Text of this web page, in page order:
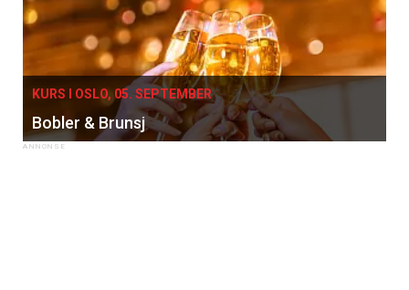
KURS I OSLO, 05. SEPTEMBER
Bobler & Brunsj